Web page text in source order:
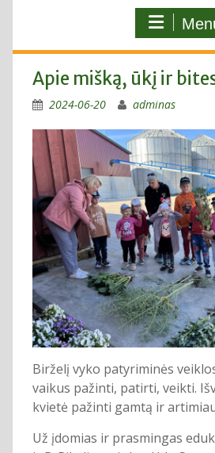
Apie mišką, ūkį ir
2024-06-20 adminas
Birželį vyko patyriminės
vaikus pažinti, patirti, veikti.
kvietė pažinti gamtą ir
Už įdomias ir prasmingas